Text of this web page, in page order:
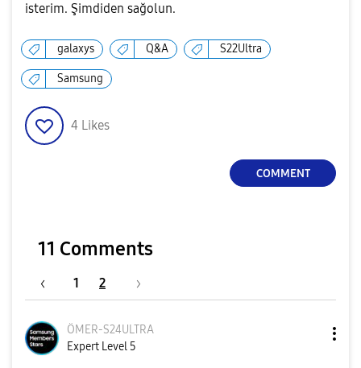
isterim. Şimdiden sağolun.
galaxys Q&A S22Ultra
Samsung
4 Likes
COMMENT
11 Comments
1 2
ÖMER-S24ULTRA
Expert Level 5